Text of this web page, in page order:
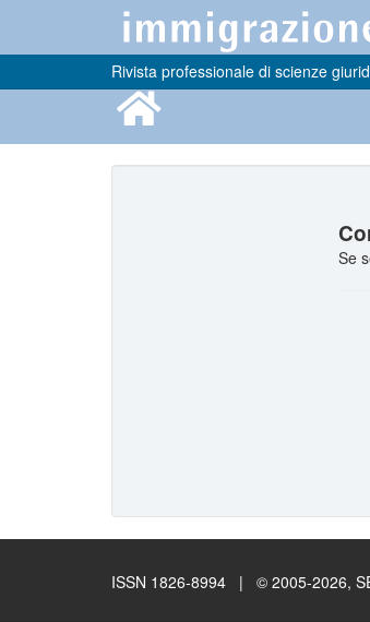
Rivista professionale di scienze
Se
ISSN 1826-8994 | © 2005-2026,